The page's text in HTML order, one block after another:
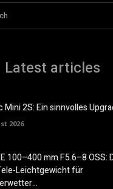
Latest articles
Mini 2S: Ein sinnvolles
2026
100–400 mm F5.6–8 OSS:
Leichtgewicht für